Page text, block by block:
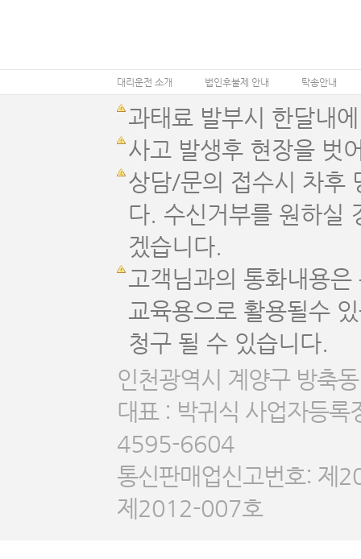
대리운전 소개 법인후불제 안내 탁송안내
과태료 발부시 한달내
사고 발생후 현장을 벗
상담/문의 접수시 차후
다. 수신거부를 원하실
겠습니다.
고객님과의 통화내용
교육용으로 활용될수
청구 될 수 있습니다.
인천광역시 계양구 방축
대표 : 박귀식 사업자등
4595-6604
통신판매업신고번호: 제
제2012-007호